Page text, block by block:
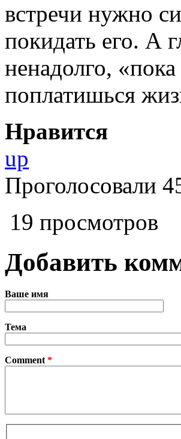
встречи нужно
покидать его. А
ненадолго,
поплатишься
Нравится
up
Проголосовали
19 просмотров
Добавить
Ваше имя
Тема
Comment *